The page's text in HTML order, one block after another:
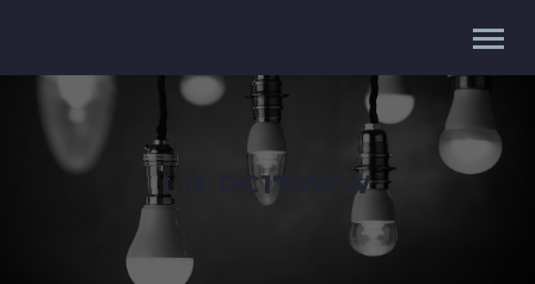
LM-DC170WW